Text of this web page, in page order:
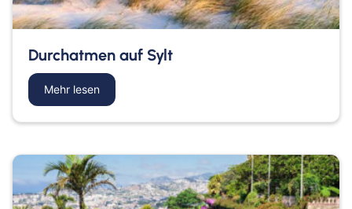
Durchatmen auf Sylt
Mehr lesen